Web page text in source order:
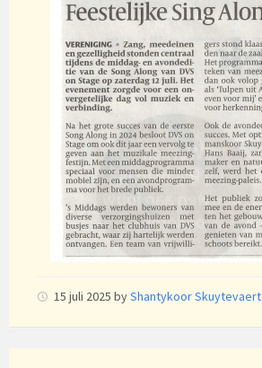
15 juli 2025 byShantykoor Skuytevaert